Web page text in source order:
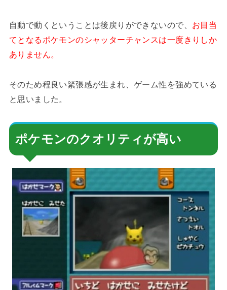
自動で動くということは後戻りができないので、
お目当
てとなるポケモンのシャッターチャンスは一度きりしか
ありません。
そのため程良い緊張感が生まれ、ゲーム性を強めている
と思いました。
ポケモンのクオリティが高い